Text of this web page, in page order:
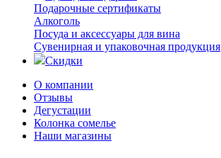
Подарочные сертификаты
Алкоголь
Посуда и аксессуары для вина
Сувенирная и упаковочная продукция
Скидки
О компании
Отзывы
Дегустации
Колонка сомелье
Наши магазины